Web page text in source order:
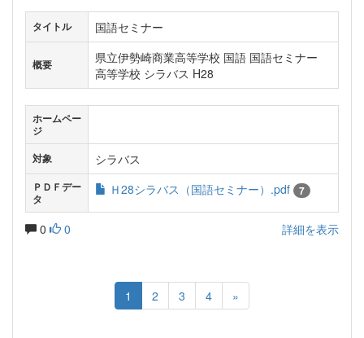
タイトル 国語セミナー
概要
県立伊勢崎商業高等学校 国語 国語セミナー
高等学校 シラバス H28
ホームペー
ジ
対象
シラバス
ＰＤＦデー
タ
Ｈ28シラバス（国語セミナー）.pdf 7
0 0 詳細を表示
1 2 3 4 »